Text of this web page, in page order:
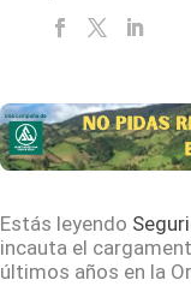
Estás leyendo
incauta el
últimos años en la